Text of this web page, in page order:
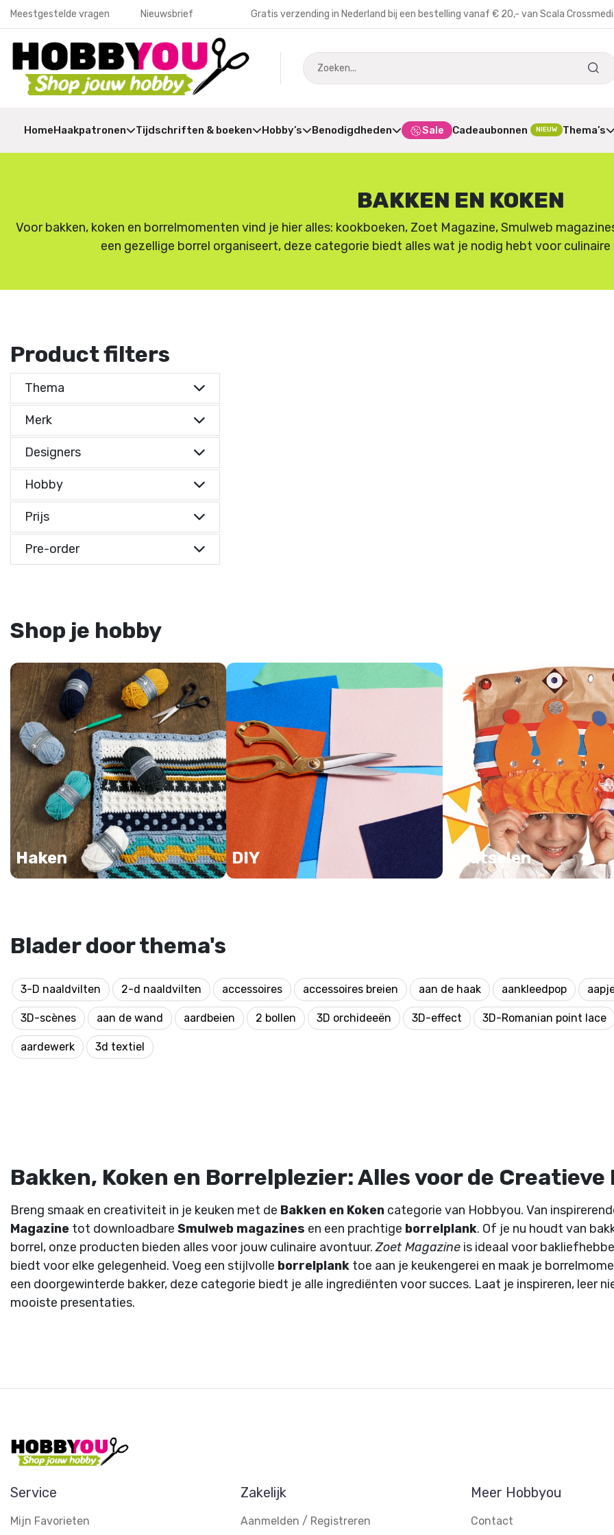
Meestgestelde vragen Nieuwsbrief Gratis verzending in Nederland bij een bestelling vanaf € 20,- van Scala
HomeHaakpatronen Tijdschriften & boeken Hobby’s Benodigdheden Sale Cadeaubonnen NIEUW Thema’s
BAKKEN EN KOKEN
Voor bakken, koken en borrelmomenten vind je hier alles: kookboeken, Zoet Magazine, Smulweb
een gezellige borrel organiseert, deze categorie biedt alles wat je nodig hebt voor
Product filters
Thema
Merk
Designers
Hobby
Prijs
Prijs indicatie
Pre-order
Shop je hobby
Haken DIY Knutselen
Blader door thema's
3-D naaldvilten 2-d naaldvilten accessoires accessoires breien aan de haak aankleedpop
3D-scènes aan de wand aardbeien 2 bollen 3D orchideeën 3D-effect 3D-Romanian point lace
aardewerk 3d textiel
Bakken, Koken en Borrelplezier: Alles voor de Creatieve
Breng smaak en creativiteit in je keuken met de Bakken en Koken categorie van Hobbyou. Van
Magazine tot downloadbare Smulweb magazines en een prachtige borrelplank. Of je nu houdt van
borrel, onze producten bieden alles voor jouw culinaire avontuur.Zoet Magazine is ideaal voor
biedt voor elke gelegenheid. Voeg een stijlvolle borrelplank toe aan je keukengerei en maak je
een doorgewinterde bakker, deze categorie biedt je alle ingrediënten voor succes. Laat je inspireren, leer
mooiste presentaties.
Service
Mijn Favorieten
Zakelijk
Aanmelden / Registreren
Meer Hobbyou
Contact